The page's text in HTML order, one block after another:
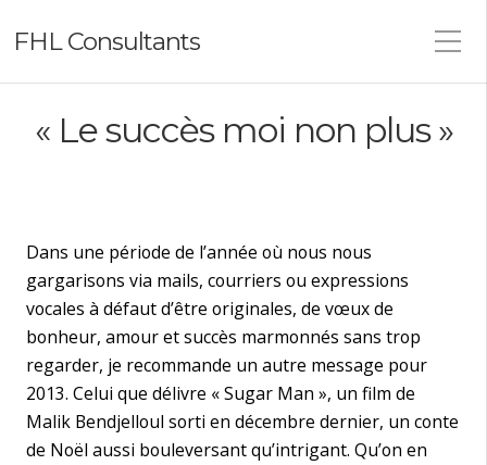
FHL Consultants
« Le succès moi non plus »
Dans une période de l’année où nous nous
gargarisons via mails, courriers ou expressions
vocales à défaut d’être originales, de vœux de
bonheur, amour et succès marmonnés sans trop
regarder, je recommande un autre message pour
2013. Celui que délivre « Sugar Man », un film de
Malik Bendjelloul sorti en décembre dernier, un conte
de Noël aussi bouleversant qu’intrigant. Qu’on en